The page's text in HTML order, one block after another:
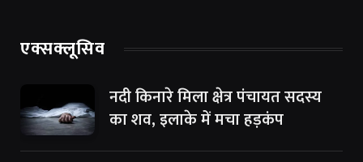
एक्सक्लूसिव
नदी किनारे मिला क्षेत्र पंचायत सदस्य
का शव, इलाके में मचा हड़कंप